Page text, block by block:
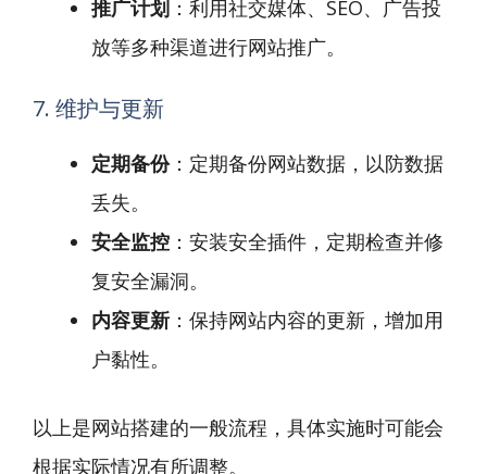
推广计划 ：利用社交媒体、SEO、广告投
放等多种渠道进行网站推广。
7. 维护与更新
定期备份：定期备份网站数据，以防数据
丢失。
安全监控 ：安装安全插件，定期检查并修
复安全漏洞。
内容更新 ：保持网站内容的更新，增加用
户黏性。
以上是网站搭建的一般流程，具体实施时可能会
根据实际情况有所调整。